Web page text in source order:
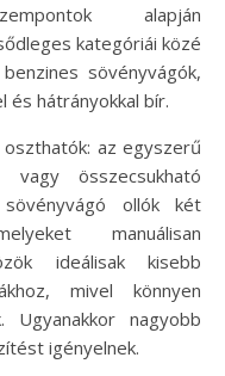
alapján
kategóriái közé
sövényvágók,
és hátrányokkal bír.
az egyszerű
összecsukható
ollók két
manuálisan
ideálisak kisebb
mivel könnyen
Ugyanakkor nagyobb
igényelnek.